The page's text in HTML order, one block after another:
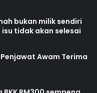
bukan milik sendiri
tidak akan selesai
Penjawat Awam Terima